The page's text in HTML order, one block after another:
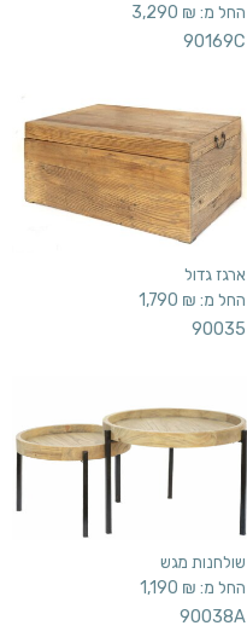
החל מ: 3,290 ₪
90169C
ארגז גדול
החל מ: 1,790 ₪
90035
שולחנות מגש
החל מ: 1,190 ₪
90038A